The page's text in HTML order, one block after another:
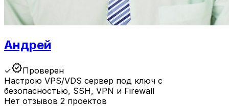
Андрей
✓verifiedПроверен
Настрою VPS/VDS сервер под ключ с
безопасностью, SSH, VPN и Firewall
Нет отзывов 2 проектов